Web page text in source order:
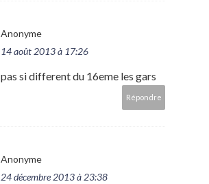
Anonyme
14 août 2013 à 17:26
pas si different du 16eme les gars
Répondre
Anonyme
24 décembre 2013 à 23:38